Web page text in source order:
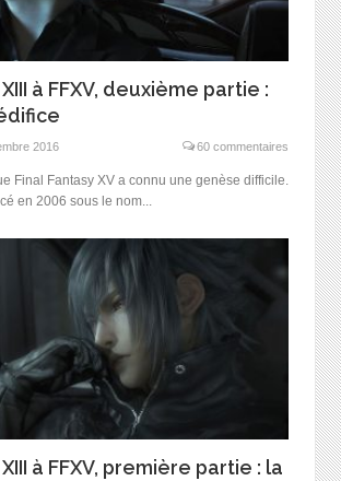
à FFXV, deuxième partie :
2016 60 commentaires
Final Fantasy XV a connu une genèse difficile.
en 2006 sous le nom...
à FFXV, première partie : la